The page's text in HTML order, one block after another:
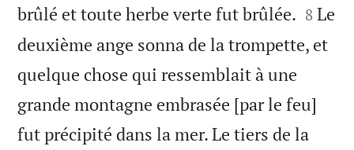
brûlé et toute herbe verte fut brûlée. 

8 Le
deuxième ange sonna de la trompette, et
quelque chose qui ressemblait à une
grande montagne embrasée [par le feu]
fut précipité dans la mer. Le tiers de la